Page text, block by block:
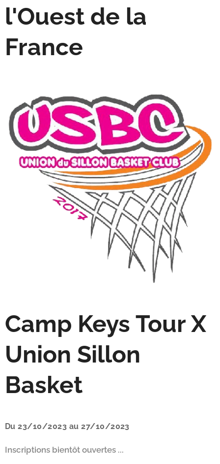
l'Ouest de la
France
Camp Keys Tour X
Union Sillon
Basket
Du 23/10/2023 au 27/10/2023
Inscriptions bientôt ouvertes ...